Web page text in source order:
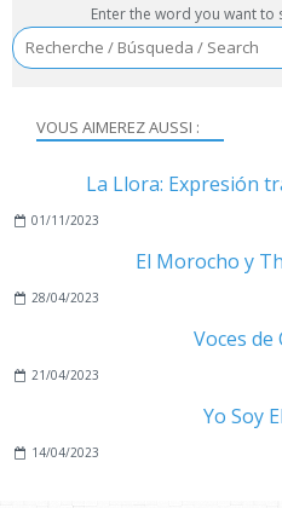
VOUS AIMEREZ AUSSI :
La Llora: Expresión
01/11/2023
El Morocho y
28/04/2023
Voces de
21/04/2023
Yo Soy
14/04/2023
Enter the word you want to